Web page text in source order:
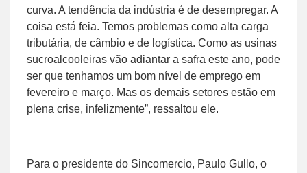
curva. A tendência da indústria é de desempregar. A
coisa está feia. Temos problemas como alta carga
tributária, de câmbio e de logística. Como as usinas
sucroalcooleiras vão adiantar a safra este ano, pode
ser que tenhamos um bom nível de emprego em
fevereiro e março. Mas os demais setores estão em
plena crise, infelizmente”, ressaltou ele.
Para o presidente do Sincomercio, Paulo Gullo, o